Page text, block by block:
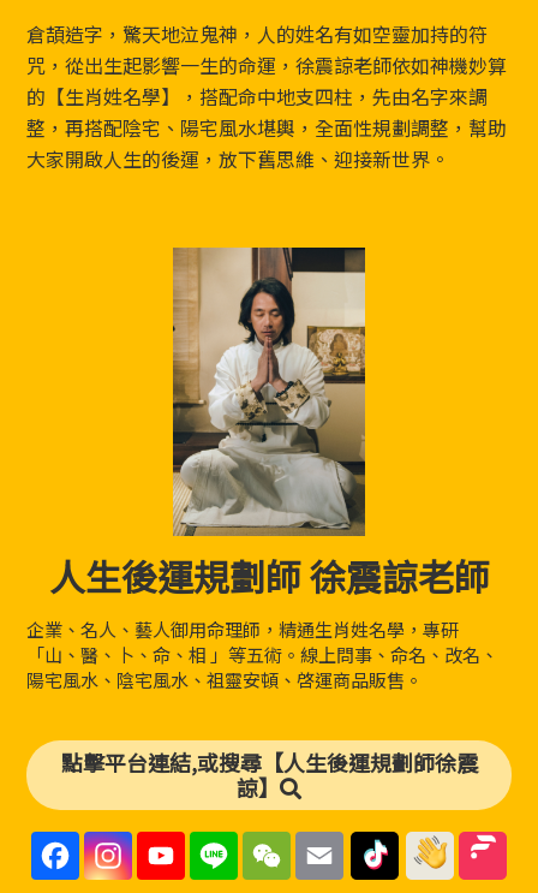
Footer
倉頡造字，驚天地泣鬼神，人的姓名有如空靈加持的符
咒，從出生起影響一生的命運，徐震諒老師依如神機妙算
的【生肖姓名學】，搭配命中地支四柱，先由名字來調
整，再搭配陰宅、陽宅風水堪輿，全面性規劃調整，幫助
大家開啟人生的後運，放下舊思維、迎接新世界。
人生後運規劃師 徐震諒老師
企業、名人、藝人御用命理師，精通生肖姓名學，專研
「山、醫、卜、命、相 」等五術。線上問事、命名、改名、
陽宅風水、陰宅風水、祖靈安頓、啓運商品販售。
點擊平台連結,或搜尋【人生後運規劃師徐震
諒】
F
a
c
I
s
Y
u
L
n
W
C
E
a